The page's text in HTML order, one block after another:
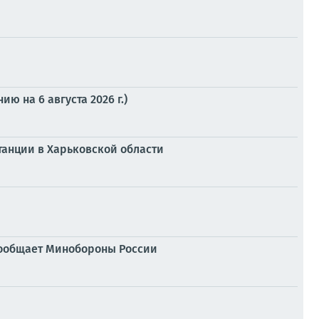
на 6 августа 2026 г.)
в Харьковской области
Минобороны России